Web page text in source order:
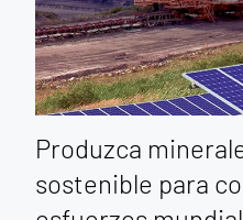
Produzca
sostenible para